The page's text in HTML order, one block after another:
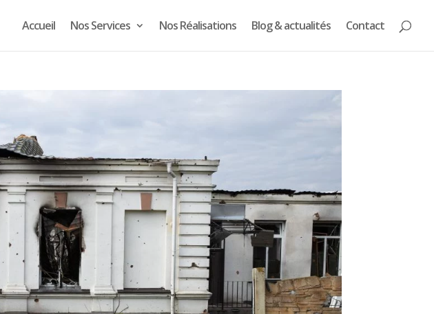
Accueil Nos Services Nos Réalisations Blog & actualités Contact